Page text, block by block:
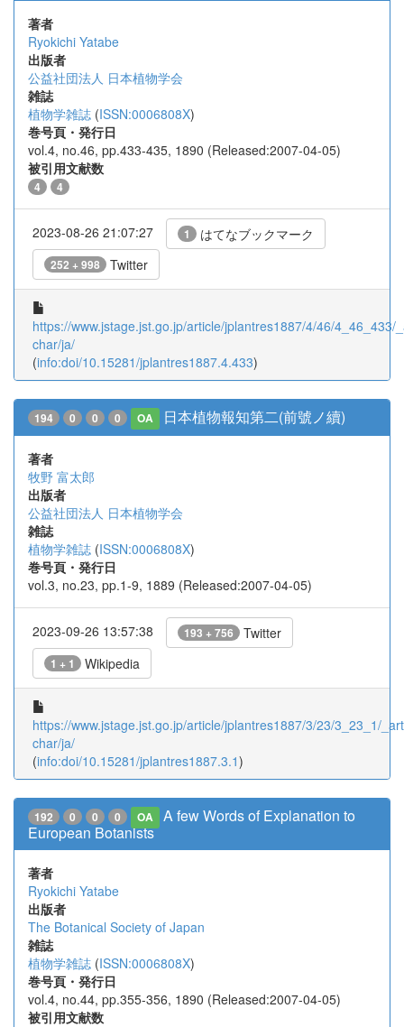
著者
Ryokichi Yatabe
出版者
公益社団法人 日本植物学会
雑誌
植物学雑誌 (ISSN:0006808X)
巻号頁・発行日
vol.4, no.46, pp.433-435, 1890 (Released:2007-04-05)
被引用文献数
4 4
2023-08-26 21:07:27 1 はてなブックマーク
252 + 998 Twitter
https://www.jstage.jst.go.jp/article/jplantres1887/4/46/4_46_433/
char/ja/
(info:doi/10.15281/jplantres1887.4.433)
194 0 0 0 OA 日本植物報知第二(前號ノ續)
著者
牧野 富太郎
出版者
公益社団法人 日本植物学会
雑誌
植物学雑誌 (ISSN:0006808X)
巻号頁・発行日
vol.3, no.23, pp.1-9, 1889 (Released:2007-04-05)
2023-09-26 13:57:38 193 + 756 Twitter
1 + 1 Wikipedia
https://www.jstage.jst.go.jp/article/jplantres1887/3/23/3_23_1/
char/ja/
(info:doi/10.15281/jplantres1887.3.1)
192 0 0 0 OA
A few Words of Explanation to
European Botanists
著者
Ryokichi Yatabe
出版者
The Botanical Society of Japan
雑誌
植物学雑誌 (ISSN:0006808X)
巻号頁・発行日
vol.4, no.44, pp.355-356, 1890 (Released:2007-04-05)
被引用文献数